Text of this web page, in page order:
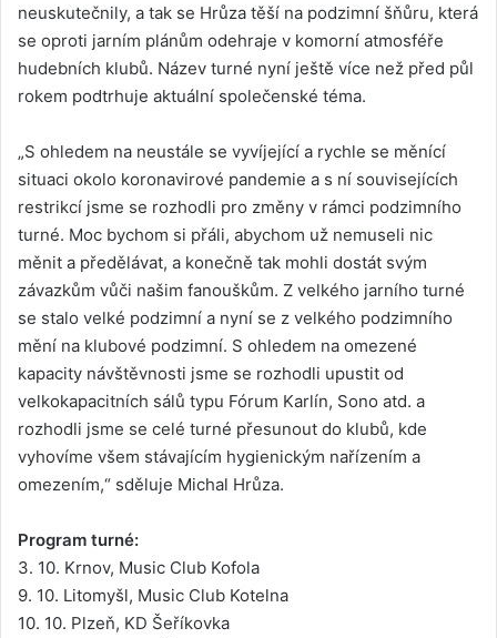
neuskutečnily, a tak se Hrůza těší na podzimní šňůru, která
se oproti jarním plánům odehraje v komorní atmosféře
hudebních klubů. Název turné nyní ještě více než před půl
rokem podtrhuje aktuální společenské téma.
„S ohledem na neustále se vyvíjející a rychle se měnící
situaci okolo koronavirové pandemie a s ní souvisejících
restrikcí jsme se rozhodli pro změny v rámci podzimního
turné. Moc bychom si přáli, abychom už nemuseli nic
měnit a předělávat, a konečně tak mohli dostát svým
závazkům vůči našim fanouškům. Z velkého jarního turné
se stalo velké podzimní a nyní se z velkého podzimního
mění na klubové podzimní. S ohledem na omezené
kapacity návštěvnosti jsme se rozhodli upustit od
velkokapacitních sálů typu Fórum Karlín, Sono atd. a
rozhodli jsme se celé turné přesunout do klubů, kde
vyhovíme všem stávajícím hygienickým nařízením a
omezením,“ sděluje Michal Hrůza.
Program turné:
3. 10. Krnov, Music Club Kofola
9. 10. Litomyšl, Music Club Kotelna
10. 10. Plzeň, KD Šeříkovka